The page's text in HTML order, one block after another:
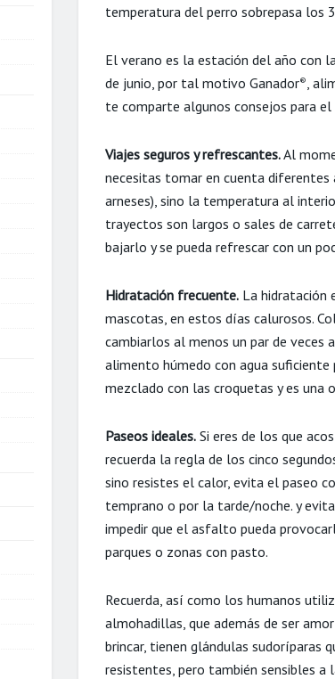
temperatura del perro sobrepasa los
El verano es la estación del año con
de junio, por tal motivo Ganador®
,
te comparte algunos consejos para
Viajes seguros y refrescantes.Al
necesitas tomar en cuenta diferentes
arneses), sino la temperatura al
trayectos son largos o sales de
bajarlo y se pueda refrescar con un
Hidratación frecuente. La hidratación
mascotas, en estos días calurosos.
cambiarlos al menos un par de veces
alimento húmedo con agua suficiente
mezclado con las croquetas y es una
Paseos ideales. Si eres de los que
recuerda la regla de los cinco
sino resistes el calor, evita el paseo
temprano o por la tarde/noche. y
impedir que el asfalto pueda
parques o zonas con pasto.
Recuerda, así como los humanos
almohadillas, que además de ser
brincar, tienen glándulas sudoríparas
resistentes, pero también sensibles